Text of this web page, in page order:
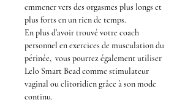
emmener vers des orgasmes plus longs et
plus forts en un rien de temps.
En plus d'avoir trouvé votre coach
personnel en exercices de musculation du
périnée, vous pourrez également utiliser
Lelo Smart Beadcomme stimulateur
vaginal ou clitoridien grâce à son mode
continu.